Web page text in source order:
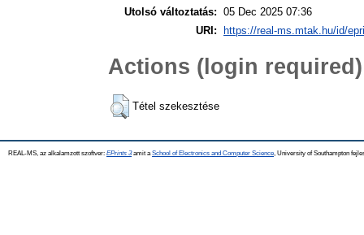
Utolsó változtatás: 05 Dec 2025 07:36
URI:
https://real-ms.mtak.hu/id/
Actions (login required)
Tétel szekesztése
REAL-MS, az alkalamzott szoftver: EPrints 3amit a School of Electronics and Computer Science , University of Southampton